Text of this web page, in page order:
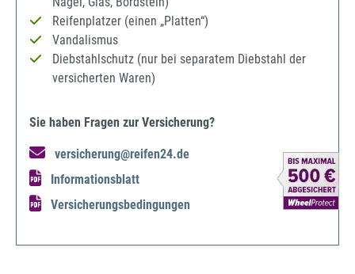
Reifenplatzer (einen „Platten“)
Vandalismus
Diebstahlschutz (nur bei separatem Diebstahl der
versicherten Waren)
Sie haben Fragen zur Versicherung?
versicherung@reifen24.de
Informationsblatt
Versicherungsbedingungen